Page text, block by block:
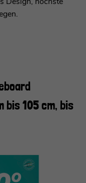
bis 105 cm, bis